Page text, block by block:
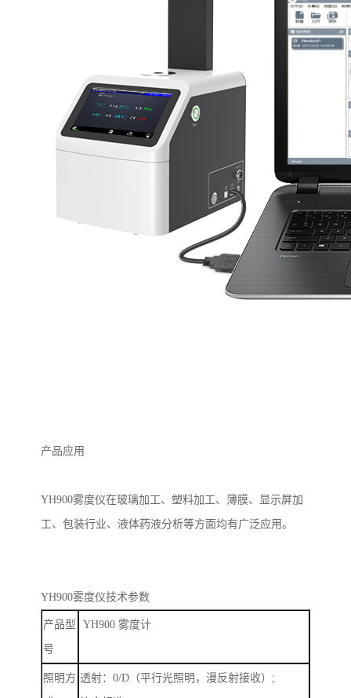
产品应用
YH900雾度仪在玻璃加工、塑料加工、薄膜、显示屏加
工、包装行业、液体药液分析等方面均有广泛应用。
YH900雾度仪技术参数
产品型
号
YH900雾度计
照明方 透射：0/D （平行光照明，漫反射接收） ;